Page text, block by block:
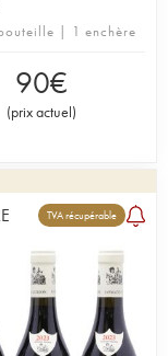
| 1 enchère
90€
(prix actuel)
TVA récupérable